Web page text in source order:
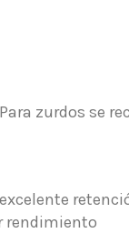
zurdos se
rendimiento